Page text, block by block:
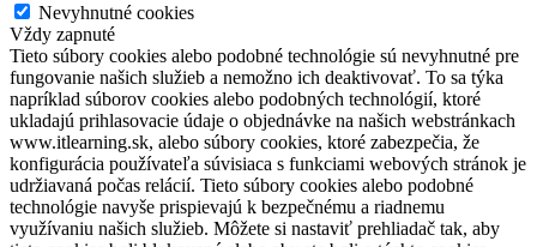
Nevyhnutné cookies
Vždy zapnuté
Tieto súbory cookies alebo podobné technológie sú nevyhnutné pre
fungovanie našich služieb a nemožno ich deaktivovať. To sa týka
napríklad súborov cookies alebo podobných technológií, ktoré
ukladajú prihlasovacie údaje o objednávke na našich webstránkach
www.itlearning.sk, alebo súbory cookies, ktoré zabezpečia, že
konfigurácia používateľa súvisiaca s funkciami webových stránok je
udržiavaná počas relácií. Tieto súbory cookies alebo podobné
technológie navyše prispievajú k bezpečnému a riadnemu
využívaniu našich služieb. Môžete si nastaviť prehliadač tak, aby